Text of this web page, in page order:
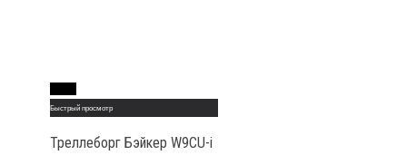
Быстрый просмотр
Треллеборг Бэйкер W9CU-i